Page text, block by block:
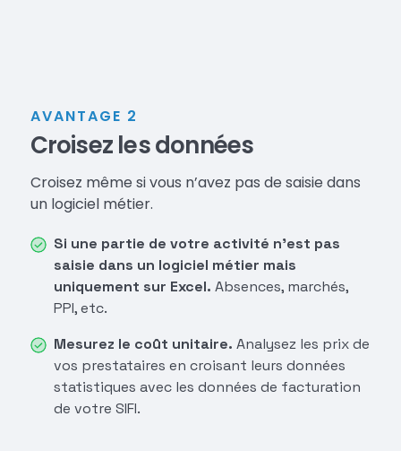
AVANTAGE 2
Croisez les données
Croisez même si vous n’avez pas de saisie dans
un logiciel métier.
Si une partie de votre activité n'est pas
saisie dans un logiciel métier mais
uniquement sur Excel. Absences, marchés,
PPI, etc.
Mesurez le coût unitaire. Analysez les prix de
vos prestataires en croisant leurs données
statistiques avec les données de facturation
de votre SIFI.